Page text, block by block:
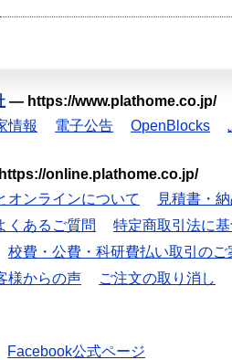
— https://www.plathome.co.jp/
情報 電子公告 OpenBlocks
https://online.plathome.co.jp/
オンラインについて
見積書・
くあるご質問
特定商取引法に
校費・公費・科研費払い取引のご
様からの声 ご注文の取り消し
Facebook公式ページ